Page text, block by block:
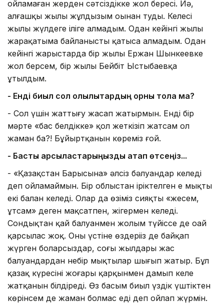
ойламаған жерден сәтсіздікке жол бересің. Иә,
алғашқы жылы жұлдызым оңынан туды. Келесі
жылы жүлдеге іліге алмадым. Одан кейінгі жылы
жарақатыма байланысты қатыса алмадым. Одан
кейінгі жарыстарда бір жылы Ержан Шынкеевке
жол берсем, бір жылы Бейбіт Ыстыбаевқа
ұтылдым.
- Енді биыл сол олқылықтардың орны тола ма?
- Сол үшін жаттығу жасап жатырмын. Енді бір
мәрте «бас белдікке» қол жеткізіп жатсам ол
жаман ба?! Бұйыртқанын көреміз ғой.
- Басты қарсыластарыңызды атап өтсеңіз...
- «Қазақстан Барысына» әлсіз бәлуандар келеді
деп ойламаймын. Бір облыстан іріктелген ең мықты
екі балан келеді. Олар да өзіміз сияқты «жеңсем,
ұтсам» деген мақсатпен, жігермен келеді.
Сондықтан қай балуанмен жолым түйіссе де оңай
қарсылас жоқ. Оның үстіне өздеріңіз де байқап
жүрген боларсыздар, соңғы жылдары жас
балуандардан небір мықтылар шығып жатыр. Бұл
қазақ күресінің жоғары қарқынмен дамып келе
жатқанын білдіреді. Өз басым биыл үздік үштіктен
көрінсем де жаман болмас еді деп ойлап жүрмін.